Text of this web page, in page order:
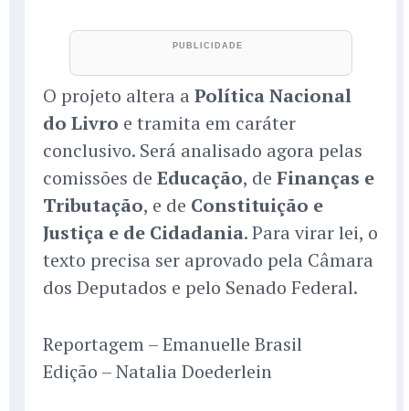
O projeto altera a Política Nacional
do Livro e tramita em caráter
conclusivo. Será analisado agora pelas
comissões de Educação, de Finanças e
Tributação, e de Constituição e
Justiça e de Cidadania. Para virar lei, o
texto precisa ser aprovado pela Câmara
dos Deputados e pelo Senado Federal.
Reportagem – Emanuelle Brasil
Edição – Natalia Doederlein